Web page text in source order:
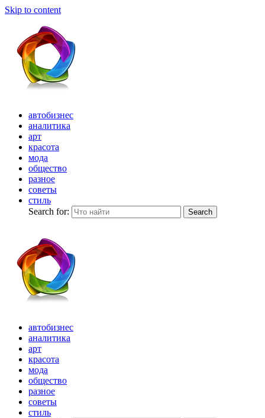
Skip to content
автобизнес
аналитика
арт
красота
мода
общество
разное
советы
стиль
Search for:
Search
автобизнес
аналитика
арт
красота
мода
общество
разное
советы
стиль